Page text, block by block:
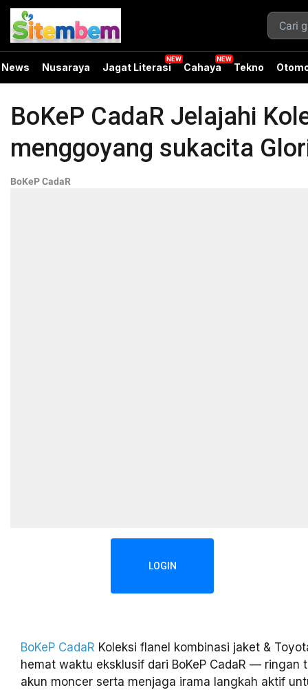
News Nusaraya Jagat Literasi Cahaya Tekno
BoKeP CadaR Jelajahi
menggoyang sukacita
BoKeP CadaR
LOGIN
BoKeP CadaR Koleksi flanel kombinasi jaket &
hemat waktu eksklusif dari BoKeP CadaR — ringan
akun moncer serta menjaga irama langkah aktif